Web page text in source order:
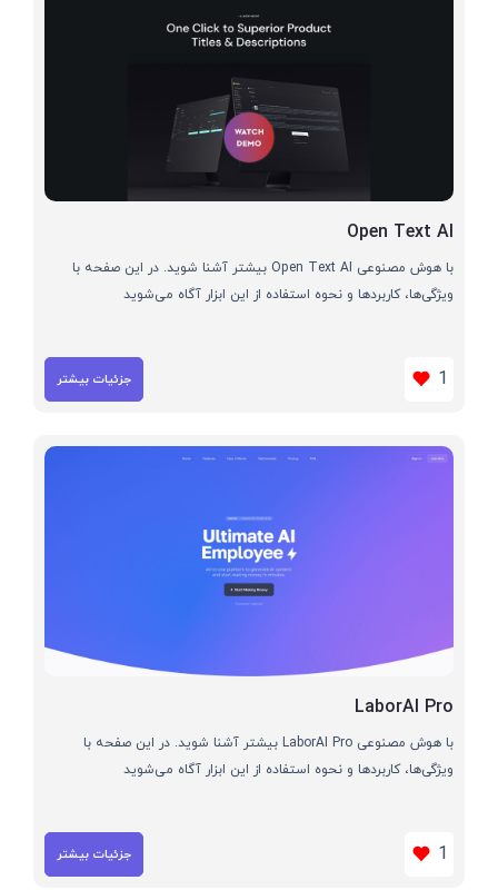
Open Text AI
با هوش مصنوعی Open Text AI بیشتر آشنا شوید. در این صفحه با
ویژگی‌ها، کاربردها و نحوه استفاده از این ابزار آگاه می‌شوید
1 جزئیات بیشتر
LaborAI Pro
با هوش مصنوعی LaborAI Pro بیشتر آشنا شوید. در این صفحه با
ویژگی‌ها، کاربردها و نحوه استفاده از این ابزار آگاه می‌شوید
1 جزئیات بیشتر